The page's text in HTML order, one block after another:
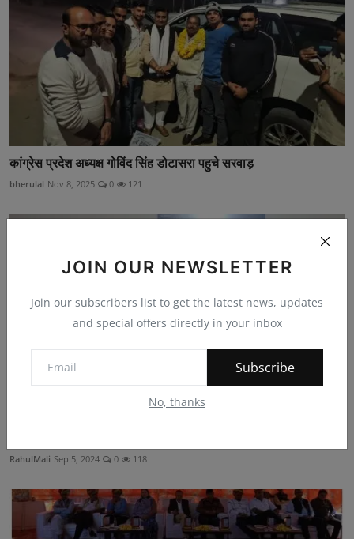
JOIN OUR NEWSLETTER
Join our subscribers list to get the latest news, updates
and special offers directly in your inbox
Subscribe
No, thanks
कांग्रेस प्रदेश अध्यक्ष गोविंद सिंह डोटासरा पहुचे सरवाड़
bherulal Nov 8, 2025 0 121
RahulMali Sep 5, 2024 0 118